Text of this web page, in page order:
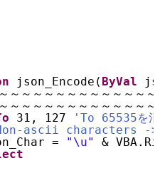
json_Encode( ByVal
～～～～～～～～～～～～～
～～～～～～～～～～～～～
31, 127
'To 65535を消
ascii characters -
=
"\u"
&